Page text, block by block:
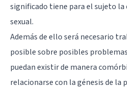
significado tiene para el sujeto
sexual.
Además de ello será necesario
posible sobre posibles
puedan existir de manera
relacionarse con la génesis de la